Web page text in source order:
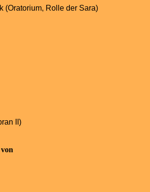
(Oratorium, Rolle der Sara)
II)